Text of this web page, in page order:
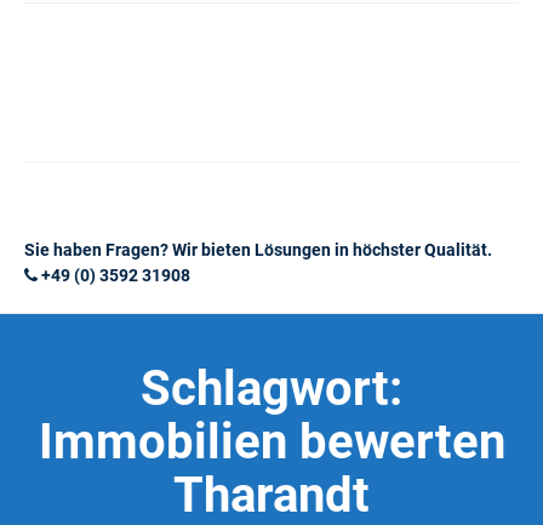
Sie haben Fragen? Wir bieten Lösungen in höchster Qualität.
+49 (0) 3592 31908
Schlagwort:
Immobilien bewerten
Tharandt